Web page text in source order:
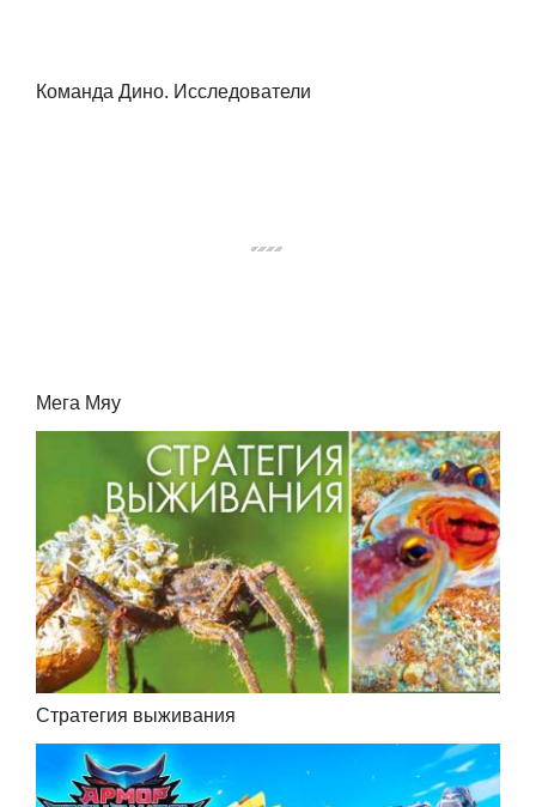
Команда Дино. Исследователи
Мега Мяу
Стратегия выживания